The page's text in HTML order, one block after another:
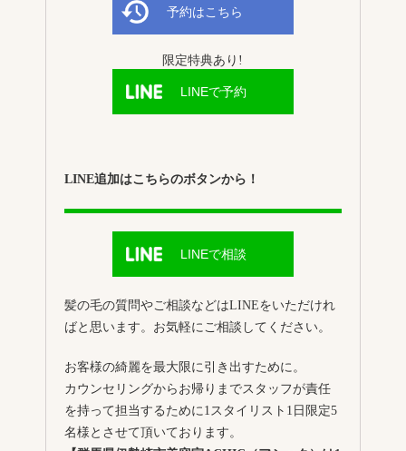
予約はこちら
限定特典あり!
LINEで予約
LINE追加はこちらのボタンから！
LINEで相談
髪の毛の質問やご相談などはLINEをいただけれ
ばと思います。お気軽にご相談してください。
お客様の綺麗を最大限に引き出すために。
カウンセリングからお帰りまでスタッフが責任
を持って担当するために1スタイリスト1日限定5
名様とさせて頂いております。